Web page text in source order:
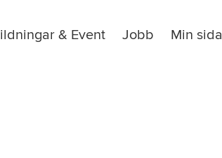
& Event Jobb Min sida